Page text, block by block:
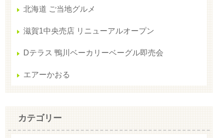
北海道 ご当地グルメ
滋賀1中央売店 リニューアルオープン
Dテラス 鴨川ベーカリーベーグル即売会
エアーかおる
カテゴリー